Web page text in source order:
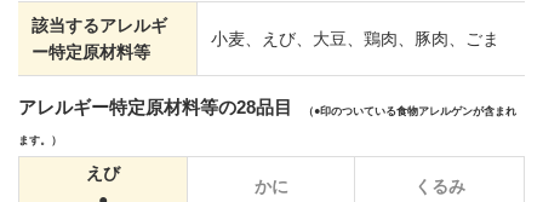
該当するアレルギ
ー特定原材料等
小麦、えび、大豆、鶏肉、豚肉、ごま
アレルギー特定原材料等の28品目 （ 印のついている食物アレルゲンが含まれ
ます。）
えび
かに くるみ